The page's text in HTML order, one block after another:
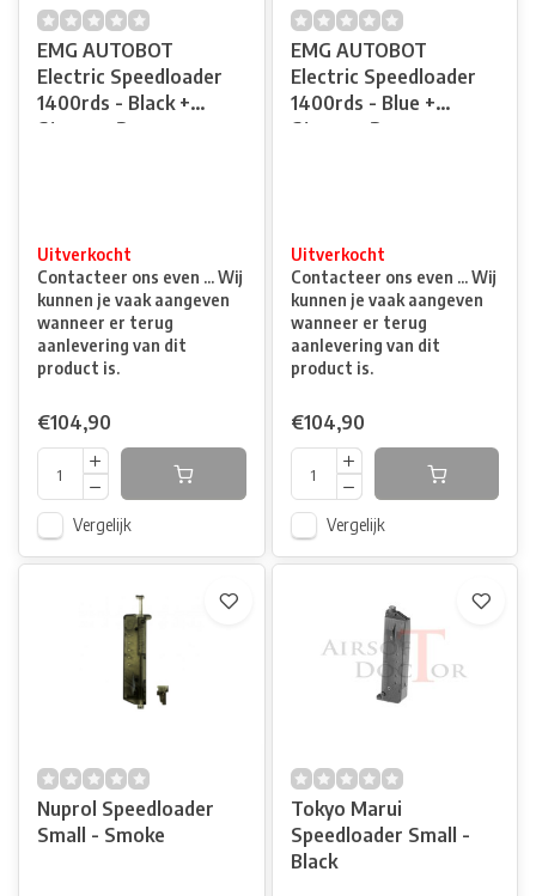
EMG AUTOBOT
Electric Speedloader
1400rds - Black +
Storage Base
Uitverkocht
Contacteer ons even ... Wij
kunnen je vaak aangeven
wanneer er terug
aanlevering van dit
product is.
€104,90
Vergelijk
EMG AUTOBOT
Electric Speedloader
1400rds - Blue +
Storage Base
Uitverkocht
Contacteer ons even ... Wij
kunnen je vaak aangeven
wanneer er terug
aanlevering van dit
product is.
€104,90
Vergelijk
Nuprol Speedloader
Small - Smoke
Tokyo Marui
Speedloader Small -
Black